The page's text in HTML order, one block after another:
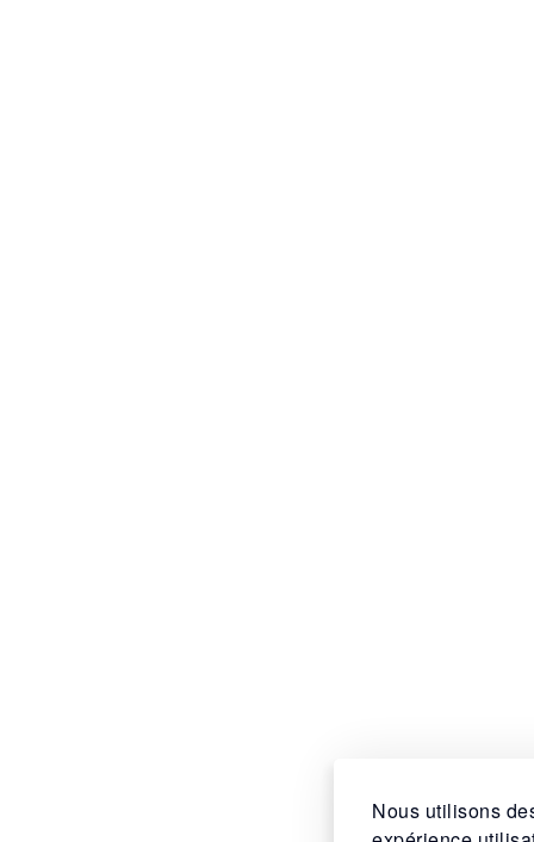
Nous utilisons